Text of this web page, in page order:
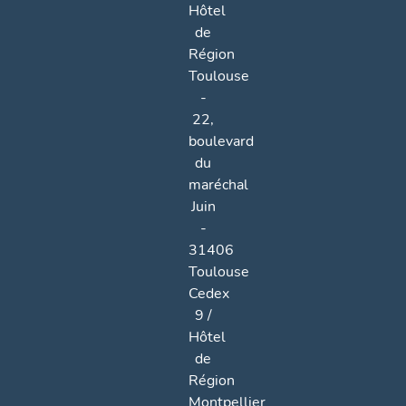
Hôtel
de
Région
Toulouse
-
22,
boulevard
du
maréchal
Juin
-
31406
Toulouse
Cedex
9 /
Hôtel
de
Région